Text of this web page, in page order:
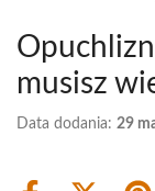
musisz
Data dodania: 29